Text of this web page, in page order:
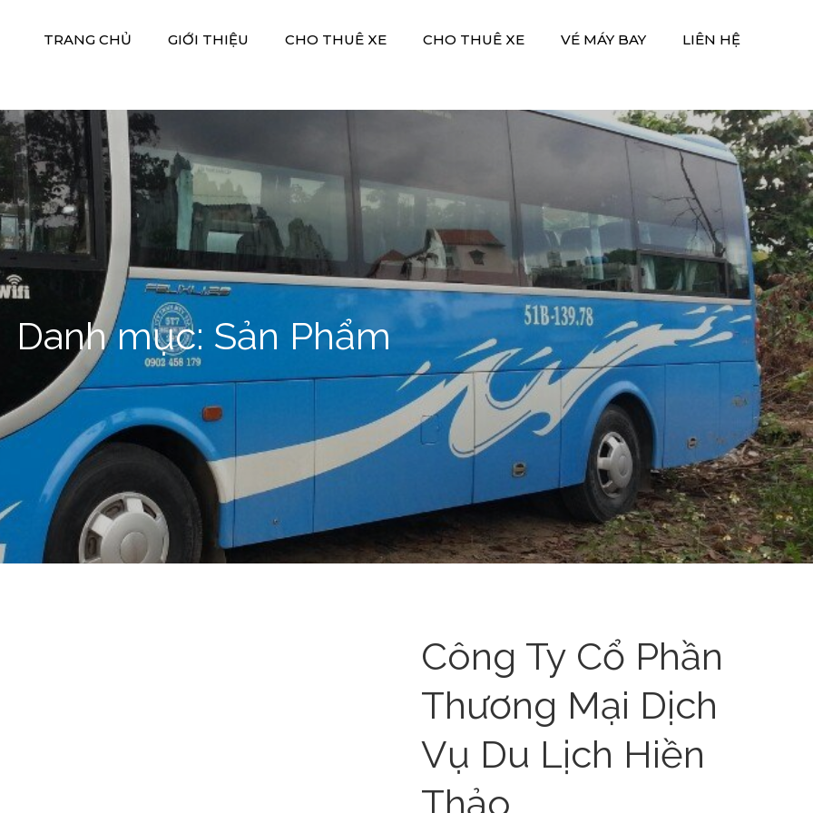
TRANG CHỦ GIỚI THIỆU CHO THUÊ XE CHO THUÊ XE VÉ MÁY BAY LIÊN HỆ
Danh mục: Sản Phẩm
Công Ty Cổ Phần
Thương Mại Dịch
Vụ Du Lịch Hiền
Thảo